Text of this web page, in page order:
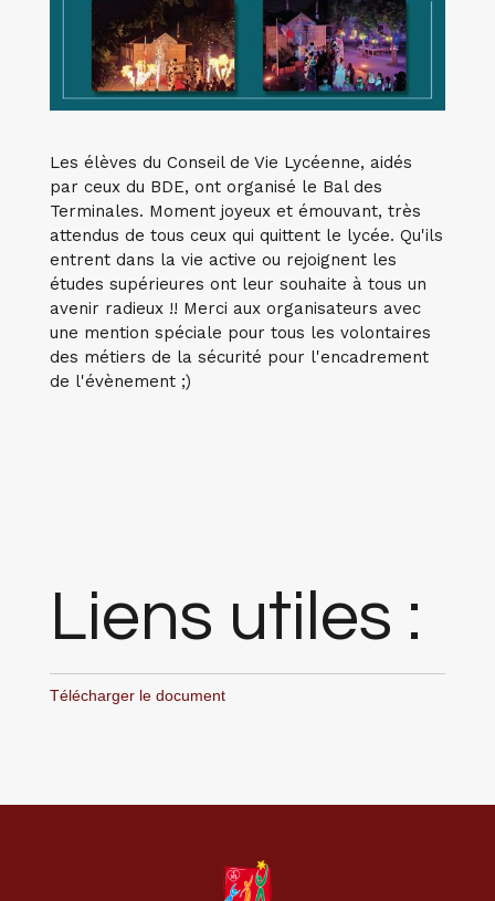
Les élèves du Conseil de Vie Lycéenne, aidés
par ceux du BDE, ont organisé le Bal des
Terminales. Moment joyeux et émouvant, très
attendus de tous ceux qui quittent le lycée. Qu'ils
entrent dans la vie active ou rejoignent les
études supérieures ont leur souhaite à tous un
avenir radieux !! Merci aux organisateurs avec
une mention spéciale pour tous les volontaires
des métiers de la sécurité pour l'encadrement
de l'évènement ;)
Liens utiles :
Télécharger le document